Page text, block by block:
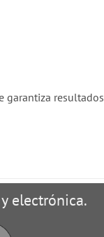
garantiza resultados
electrónica.